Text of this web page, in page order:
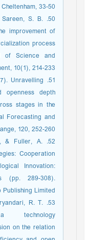
33-50
Sareen, S. B.
improvement of
process
of Science and
10(1), 214-233
Unravelling
openness depth
stages in the
Forecasting and
120, 252-260.
& Fuller, A.
Cooperation
Innovation:
(pp. 289-308).
Limited.
R. T.
technology
on the relation